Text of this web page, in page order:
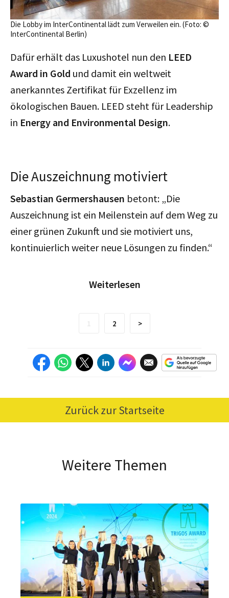
Die Lobby im InterContinental lädt zum Verweilen ein. (Foto: ©
InterContinental Berlin)
Dafür erhält das Luxushotel nun den LEED
Award in Gold und damit ein weltweit
anerkanntes Zertifikat für Exzellenz im
ökologischen Bauen. LEED steht für Leadership
in Energy and Environmental Design.
Die Auszeichnung motiviert
Sebastian Germershausen betont: „Die
Auszeichnung ist ein Meilenstein auf dem Weg zu
einer grünen Zukunft und sie motiviert uns,
kontinuierlich weiter neue Lösungen zu finden.“
Weiterlesen
2 >
Zurück zur Startseite
Weitere Themen